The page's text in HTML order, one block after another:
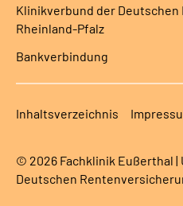
Klinikverbund der
Rheinland-Pfalz
Bankverbindung
Inhaltsverzeichnis
© 2026 Fachklinik Eußerthal
Deutschen